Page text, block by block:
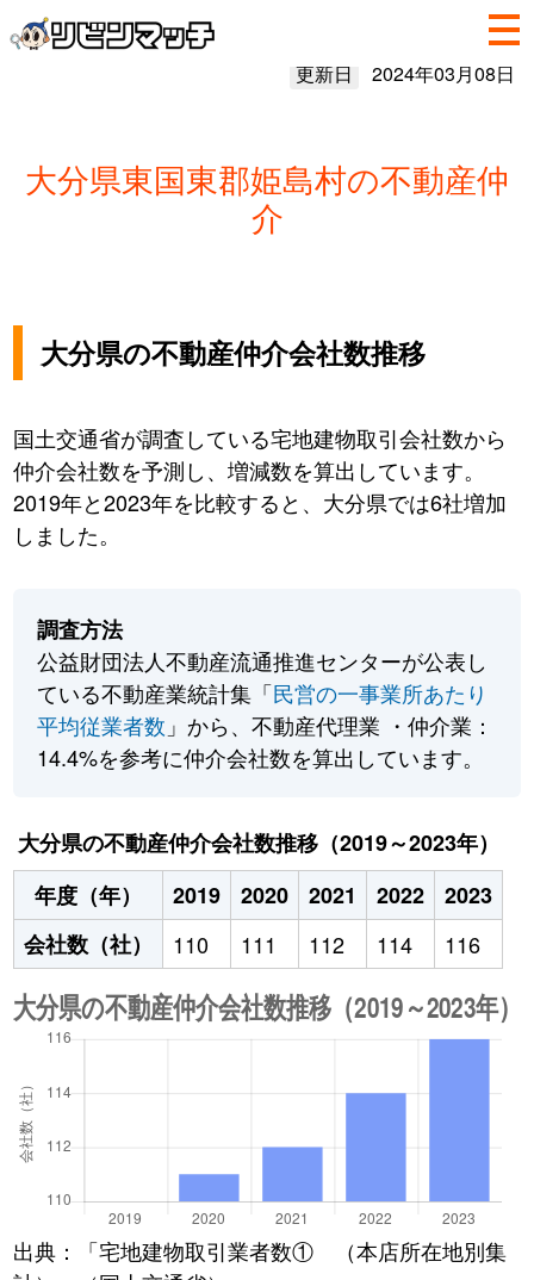
更新日 2024年03月08日
大分県東国東郡姫島村の不動産仲
介
大分県の不動産仲介会社数推移
国土交通省が調査している宅地建物取引会社数から
仲介会社数を予測し、増減数を算出しています。
2019年と2023年を比較すると、大分県では6社増加
しました。
調査方法
公益財団法人不動産流通推進センターが公表し
ている不動産業統計集「民営の一事業所あたり
平均従業者数 」から、不動産代理業 ・仲介業：
14.4%を参考に仲介会社数を算出しています。
大分県の不動産仲介会社数推移（2019～2023年）
年度（年）
2019 2020 2021 2022
2023
会社数（社）
110 111 112 114 116
出典：「宅地建物取引業者数① （本店所在地別集